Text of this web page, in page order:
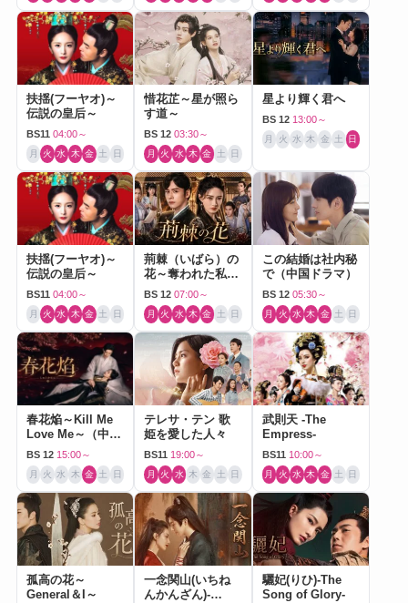
扶揺(フーヤオ)～
伝説の皇后～
BS11 04:00～
月 火 水 木 金 土 日
惜花芷～星が照ら
す道～
BS 12 03:30～
月 火 水 木 金 土 日
星より輝く君へ
BS 12 13:00～
月 火 水 木 金 土 日
扶揺(フーヤオ)～
伝説の皇后～
BS11 04:00～
月 火 水 木 金 土 日
荊棘（いばら）の
花～奪われた私～
（中国ドラマ）
BS 12 07:00～
月 火 水 木 金 土 日
この結婚は社内秘
で（中国ドラマ）
BS 12 05:30～
月 火 水 木 金 土 日
春花焔～Kill Me
Love Me～（中国
ドラマ）
BS 12 15:00～
月 火 水 木 金 土 日
テレサ・テン 歌
姫を愛した人々
BS11 19:00～
月 火 水 木 金 土 日
武則天 -The
Empress-
BS11 10:00～
月 火 水 木 金 土 日
孤高の花～
General＆I～
一念関山(いちね
んかんざん)-
驪妃(りひ)-The
Song of Glory-